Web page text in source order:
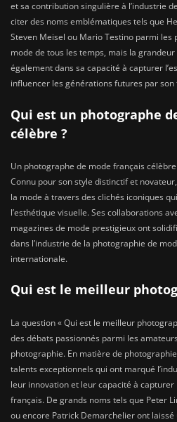
et sa contribution singulière à l’industrie
citer des noms emblématiques tels que
Steven Meisel ou Mario Testino parmi les
mode de tous les temps, mais la
également dans sa capacité à capturer
influencer les générations futures par
Qui est un photographe
célèbre ?
Un photographe de mode français
Connu pour son style distinctif et
la mode à travers des clichés iconiques
l’esthétique visuelle. Ses collaborations
magazines de mode prestigieux ont
dans l’industrie de la photographie de
internationale.
Qui est le meilleur
La question « Qui est le meilleur
des débats passionnés parmi les
photographie. En matière de
talents exceptionnels qui ont marqué
leur innovation et leur capacité à capturer
français. De grands noms tels que Peter
ou encore Patrick Demarchelier ont